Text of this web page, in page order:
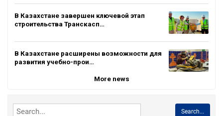
В Казахстане завершен ключевой этап
строительства Транскасп…
В Казахстане расширены возможности для
развития учебно-прои…
More news
Search...